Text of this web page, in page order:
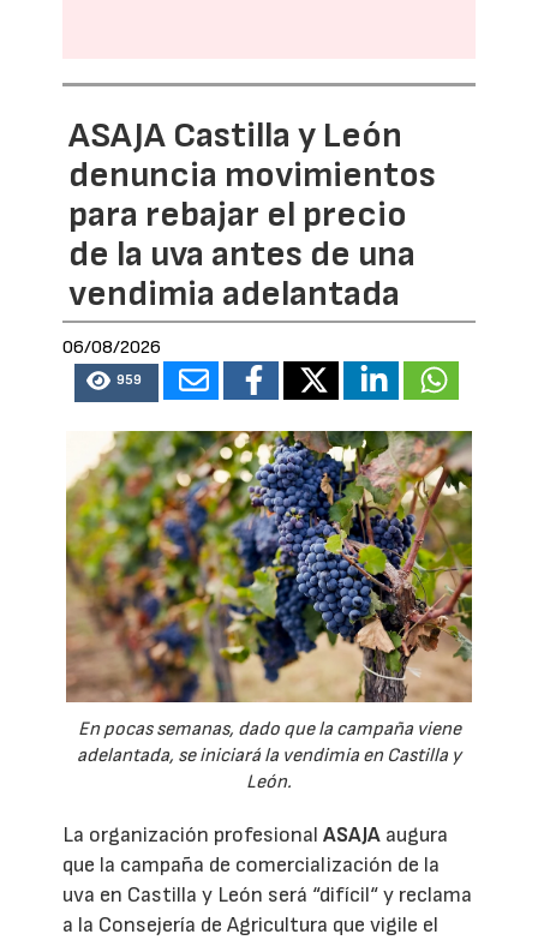
ASAJA Castilla y León
denuncia movimientos
para rebajar el precio
de la uva antes de una
vendimia adelantada
06/08/2026
959
En pocas semanas, dado que la campaña viene
adelantada, se iniciará la vendimia en Castilla y
León.
La organización profesionalASAJA augura
que la campaña de comercialización de la
uva en Castilla y León será “difícil“ y reclama
a la Consejería de Agricultura que vigile el